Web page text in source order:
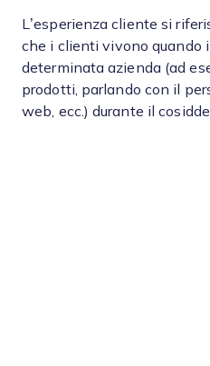
L’esperienza cliente si
che i clienti vivono quando
determinata azienda (ad
prodotti, parlando con il
web, ecc.) durante il